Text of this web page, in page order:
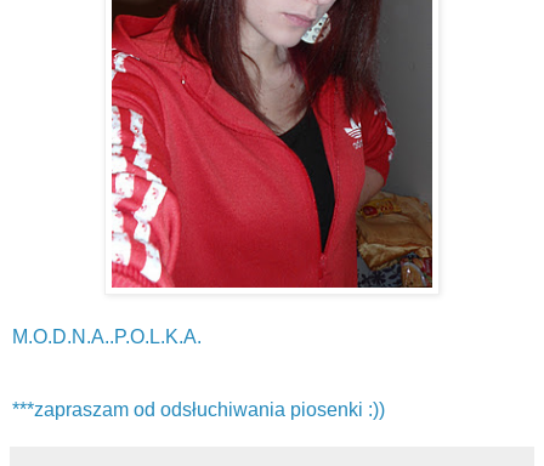
M.O.D.N.A..P.O.L.K.A.
***zapraszam od odsłuchiwania piosenki :))